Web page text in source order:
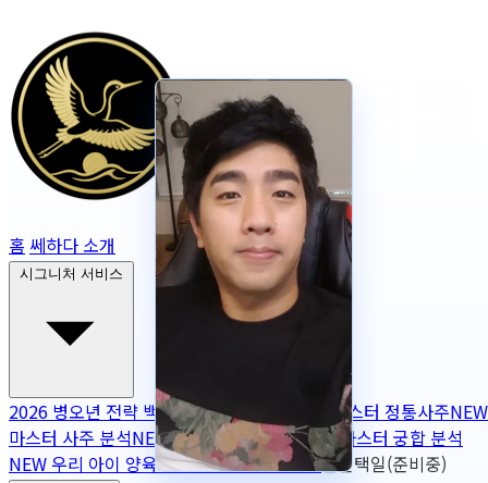
홈 쎄하다 소개
시그니처 서비스
2026 병오년 전략 백서NEW2026 토정비결 마스터 정통사주NEW
마스터 사주 분석NEW무보정 사주 판독NEW마스터 궁합 분석
NEW 우리 아이 양육 궁합NEW작명 OPEN출산택일(준비중)